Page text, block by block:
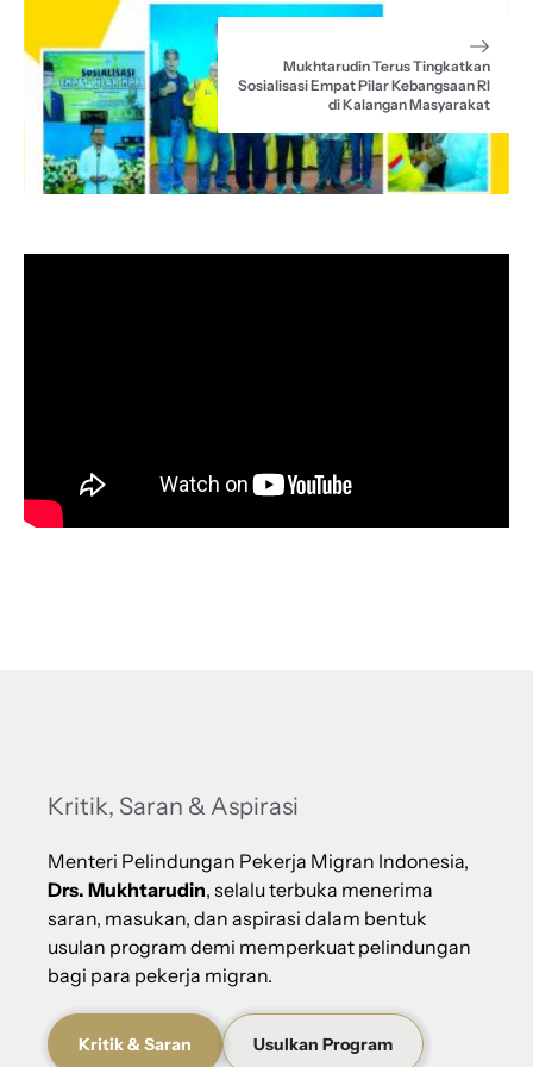
Mukhtarudin Terus Tingkatkan
Sosialisasi Empat Pilar Kebangsaan RI
di Kalangan Masyarakat
Kritik, Saran & Aspirasi
Menteri Pelindungan Pekerja Migran Indonesia,
Drs. Mukhtarudin, selalu terbuka menerima
saran, masukan, dan aspirasi dalam bentuk
usulan program demi memperkuat pelindungan
bagi para pekerja migran.
Kritik & Saran Usulkan Program